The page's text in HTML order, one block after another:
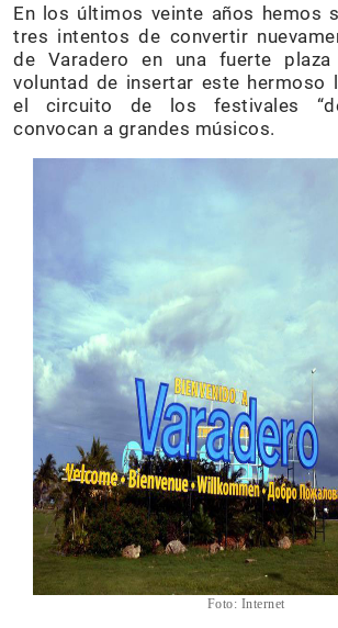
En los últimos veinte años hemos
tres intentos de convertir
de Varadero en una fuerte
voluntad de insertar este hermoso
el circuito de los festivales
convocan a grandes músicos.
Foto: Internet